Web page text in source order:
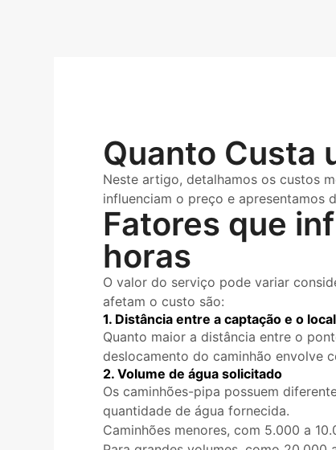
Quanto Custa
Neste artigo, detalhamos os custos
influenciam o preço e apresentamos
Fatores que
horas
O valor do serviço pode variar
afetam o custo são:
1. Distância entre a captação e o
Quanto maior a distância entre o
deslocamento do caminhão envolve
2. Volume de água solicitado
Os caminhões-pipa possuem
quantidade de água fornecida.
Caminhões menores, com 5.000 a